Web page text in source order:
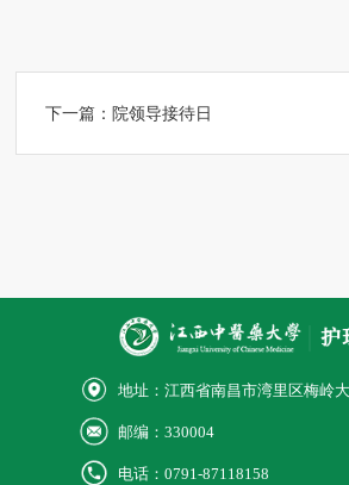
下一篇： 院领导接待日
地址：江西省南昌市湾里区梅岭
邮编：330004
电话：0791-87118158